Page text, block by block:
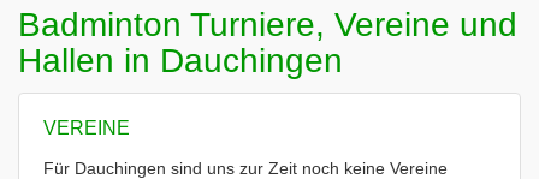
Badminton Turniere, Vereine und
Hallen in Dauchingen
VEREINE
Für Dauchingen sind uns zur Zeit noch keine Vereine